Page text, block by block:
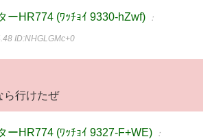
ーHR774 (ﾜｯﾁｮｲ 9330-hZwf) ：
ID:NHGLGMc+0
ら行けたぜ
ーHR774 (ﾜｯﾁｮｲ 9327-F+WE) ：